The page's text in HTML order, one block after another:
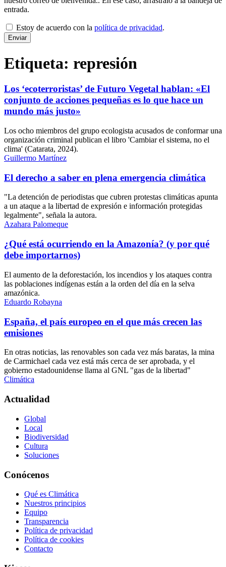
entrada.
Estoy de acuerdo con la política de privacidad.
Etiqueta: represión
Los ‘ecoterroristas’ de Futuro Vegetal hablan: «El
conjunto de acciones pequeñas es lo que hace un
mundo más justo»
Los ocho miembros del grupo ecologista acusados de conformar una
organización criminal publican el libro 'Cambiar el sistema, no el
clima' (Catarata, 2024).
Guillermo Martínez
El derecho a saber en plena emergencia climática
"La detención de periodistas que cubren protestas climáticas apunta
a un ataque a la libertad de expresión e información protegidas
legalmente", señala la autora.
Azahara Palomeque
¿Qué está ocurriendo en la Amazonía? (y por qué
debe importarnos)
El aumento de la deforestación, los incendios y los ataques contra
las poblaciones indígenas están a la orden del día en la selva
amazónica.
Eduardo Robayna
España, el país europeo en el que más crecen las
emisiones
En otras noticias, las renovables son cada vez más baratas, la mina
de Carmichael cada vez está más cerca de ser aprobada, y el
gobierno estadounidense llama al GNL "gas de la libertad"
Climática
Actualidad
Global
Local
Biodiversidad
Cultura
Soluciones
Conócenos
Qué es Climática
Nuestros principios
Equipo
Transparencia
Política de privacidad
Política de cookies
Contacto